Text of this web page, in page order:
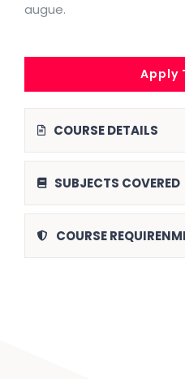
augue.
Apply
COURSE DETAILS
SUBJECTS COVERED
COURSE